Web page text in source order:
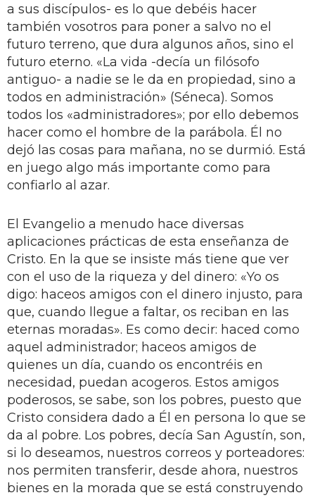
a sus discípulos- es lo que debéis hacer
también vosotros para poner a salvo no el
futuro terreno, que dura algunos años, sino el
futuro eterno. «La vida -decía un filósofo
antiguo- a nadie se le da en propiedad, sino a
todos en administración» (Séneca). Somos
todos los «administradores»; por ello debemos
hacer como el hombre de la parábola. Él no
dejó las cosas para mañana, no se durmió. Está
en juego algo más importante como para
confiarlo al azar.
El Evangelio a menudo hace diversas
aplicaciones prácticas de esta enseñanza de
Cristo. En la que se insiste más tiene que ver
con el uso de la riqueza y del dinero: «Yo os
digo: haceos amigos con el dinero injusto, para
que, cuando llegue a faltar, os reciban en las
eternas moradas». Es como decir: haced como
aquel administrador; haceos amigos de
quienes un día, cuando os encontréis en
necesidad, puedan acogeros. Estos amigos
poderosos, se sabe, son los pobres, puesto que
Cristo considera dado a Él en persona lo que se
da al pobre. Los pobres, decía San Agustín, son,
si lo deseamos, nuestros correos y porteadores:
nos permiten transferir, desde ahora, nuestros
bienes en la morada que se está construyendo